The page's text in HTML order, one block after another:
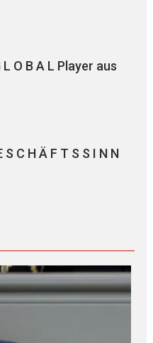
O B A L Player aus
C H Ä F T S S I N N